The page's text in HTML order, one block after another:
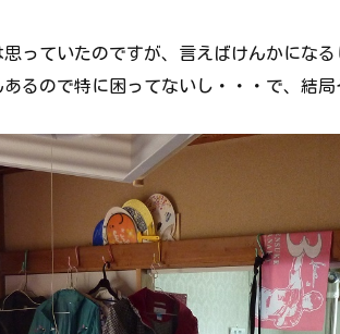
っていたのですが、言えばけんかになる
るので特に困ってないし・・・で、結局